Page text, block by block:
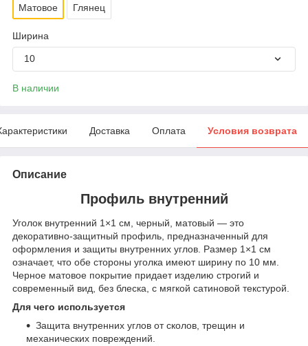
Матовое Глянец
Ширина
10
В наличии
Доставка Оплата Условия возврата
Описание
Профиль внутренний
Уголок внутренний 1×1 см, черный, матовый — это
декоративно‑защитный профиль, предназначенный для
оформления и защиты внутренних углов. Размер 1×1 см
означает, что обе стороны уголка имеют ширину по 10 мм.
Черное матовое покрытие придает изделию строгий и
современный вид, без блеска, с мягкой сатиновой текстурой.
Для чего используется
Защита внутренних углов от сколов, трещин и
механических повреждений.